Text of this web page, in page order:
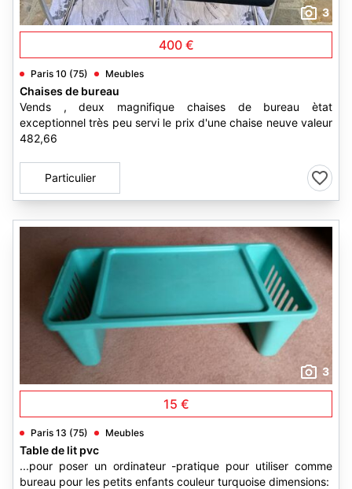
3
400 €
Paris 10 (75) Meubles
Chaises de bureau
Vends , deux magnifique chaises de bureau ètat
exceptionnel très peu servi le prix d'une chaise neuve valeur
482,66
Particulier
3
15 €
Paris 13 (75) Meubles
Table de lit pvc
...pour poser un ordinateur -pratique pour utiliser comme
bureau pour les petits enfants couleur turquoise dimensions: